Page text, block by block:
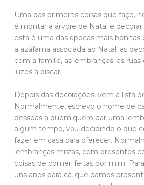
Uma das primeiras coisas que faço,
é montar a árvore de Natal e decorar
esta é uma das épocas mais bonitas
a azáfama associada ao Natal, as
com a família, as lembranças, as ruas
luzes a piscar.
Depois das decorações, vem a lista
Normalmente, escrevo o nome de
pessoas a quem quero dar uma
algum tempo, vou decidindo o que
fazer em casa para oferecer.
lembranças mistas, com presentes
coisas de comer, feitas por mim.
uns anos para cá, que damos